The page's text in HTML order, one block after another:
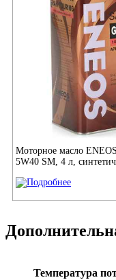
Моторное масло
5W40 SM, 4 л,
Температура